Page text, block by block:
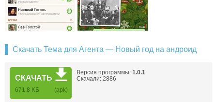
Скачать Тема для Агента — Новый год на андроид
СКАЧАТЬ
671,8 KБ (apk)
Версия программы: 1.0.1
Скачали: 2886